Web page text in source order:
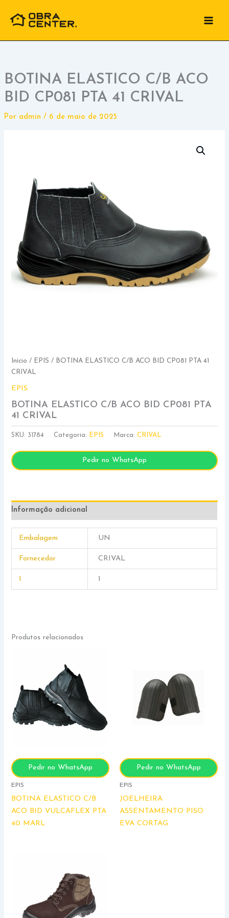
para
conteúdo
BOTINA ELASTICO C/B ACO
BID CP081 PTA 41 CRIVAL
Por admin / 6 de maio de 2025
Início / EPIS / BOTINA ELASTICO C/B ACO BID CP081 PTA 41
CRIVAL
EPIS
BOTINA ELASTICO C/B ACO BID CP081 PTA
41 CRIVAL
SKU: 31784 Categoria: EPIS Marca:CRIVAL
Pedir no WhatsApp
Informação adicional
Embalagem UN
Fornecedor CRIVAL
1 1
Produtos relacionados
Pedir no WhatsApp
EPIS
BOTINA ELASTICO C/B
ACO BID VULCAFLEX PTA
40 MARL
Pedir no WhatsApp
EPIS
JOELHEIRA
ASSENTAMENTO PISO
EVA CORTAG